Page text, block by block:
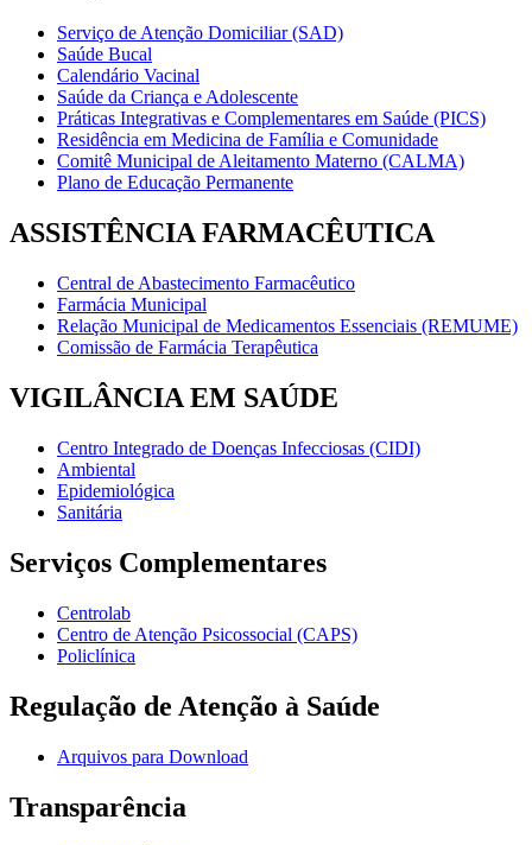
Serviço de Atenção Domiciliar (SAD)
Saúde Bucal
Calendário Vacinal
Saúde da Criança e Adolescente
Práticas Integrativas e Complementares em Saúde (PICS)
Residência em Medicina de Família e Comunidade
Comitê Municipal de Aleitamento Materno (CALMA)
Plano de Educação Permanente
ASSISTÊNCIA FARMACÊUTICA
Central de Abastecimento Farmacêutico
Farmácia Municipal
Relação Municipal de Medicamentos Essenciais (REMUME)
Comissão de Farmácia Terapêutica
VIGILÂNCIA EM SAÚDE
Centro Integrado de Doenças Infecciosas (CIDI)
Ambiental
Epidemiológica
Sanitária
Serviços Complementares
Centrolab
Centro de Atenção Psicossocial (CAPS)
Policlínica
Regulação de Atenção à Saúde
Arquivos para Download
Transparência